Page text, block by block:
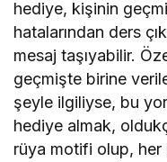
hediye, kişinin
hatalarından ders
mesaj taşıyabilir.
geçmişte birine
şeyle ilgiliyse, bu
hediye almak,
rüya motifi olup, her